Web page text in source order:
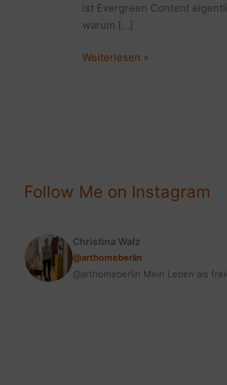
ist Evergreen Content
warum […]
WAS
BRAUCHT!
Weiterlesen »
Follow Me on Instagram
Christina Walz
@arthomeberlin
@arthomeberlin Mein Leben als